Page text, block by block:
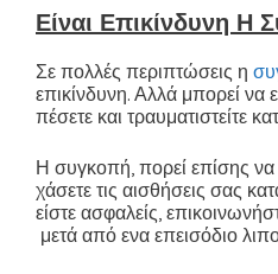
Είναι Επικίνδυνη Η
Σε πολλές περιπτώσεις η
επικίνδυνη. Αλλά μπορεί να
πέσετε και τραυματιστείτε
Η συγκοπή, πορεί επίσης να
χάσετε τις αισθήσεις σας
είστε ασφαλείς,
μετά από ενα επεισόδιο